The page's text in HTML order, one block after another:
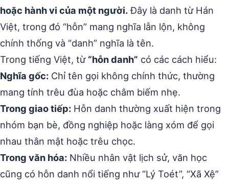
hoặc hành vi của một người.Đây là danh từ Hán
Việt, trong đó “hỗn” mang nghĩa lẫn lộn, không
chính thống và “danh” nghĩa là tên.
Trong tiếng Việt, từ “hỗn danh” có các cách hiểu:
Nghĩa gốc: Chỉ tên gọi không chính thức, thường
mang tính trêu đùa hoặc châm biếm nhẹ.
Trong giao tiếp: Hỗn danh thường xuất hiện trong
nhóm bạn bè, đồng nghiệp hoặc làng xóm để gọi
nhau thân mật hoặc trêu chọc.
Trong văn hóa: Nhiều nhân vật lịch sử, văn học
cũng có hỗn danh nổi tiếng như “Lý Toét”, “Xã Xệ”